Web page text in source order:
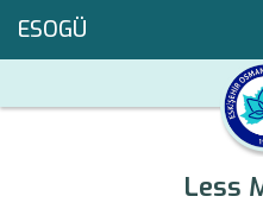
ESOGÜ
Less